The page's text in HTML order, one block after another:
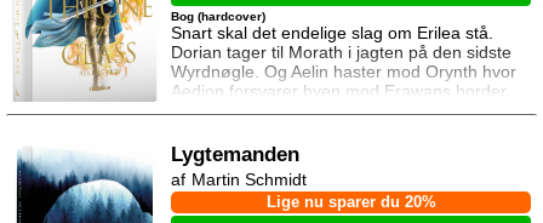
Snart skal det endelige slag om Erilea stå.
Dorian tager til Morath i jagten på den sidste
Wyrdnøgle. Og Aelin haster mod Orynth hvor
Aedion forsvarer byen mod Erawans horder.
Heldigvis er han ikke alene. Men kan deres
mod Erawans rædsler?
Bog (hardcover)
Lygtemanden
Lige nu sparer du 20%
Martin Schmidt